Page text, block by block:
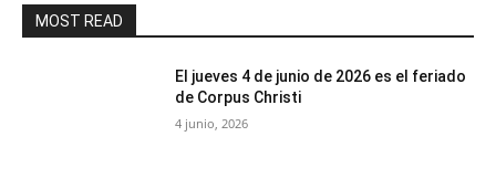
MOST READ
El jueves 4 de junio de 2026 es el feriado
de Corpus Christi
4 junio, 2026